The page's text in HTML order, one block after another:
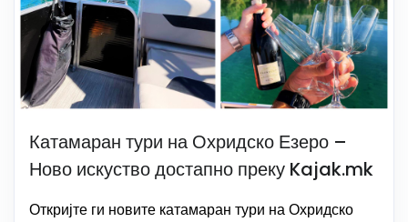
Катамаран тури на Охридско Езеро –
Ново искуство достапно преку Kajak.mk
Откријте ги новите катамаран тури на Охридско